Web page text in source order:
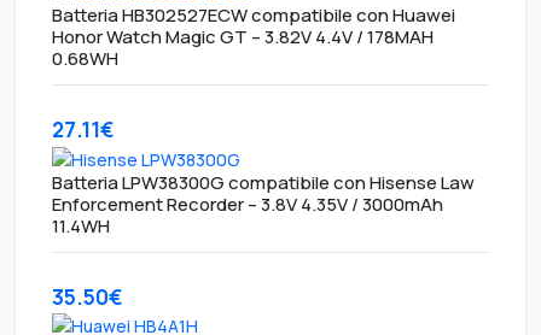
Batteria HB302527ECW compatibile con Huawei
Honor Watch Magic GT – 3.82V 4.4V / 178MAH
0.68WH
27.11€
Batteria LPW38300G compatibile con Hisense Law
Enforcement Recorder – 3.8V 4.35V / 3000mAh
11.4WH
35.50€